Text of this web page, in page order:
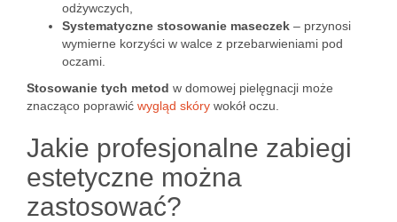
odżywczych,
Systematyczne stosowanie maseczek – przynosi
wymierne korzyści w walce z przebarwieniami pod
oczami.
Stosowanie tych metod w domowej pielęgnacji może
znacząco poprawić wygląd skóry wokół oczu.
Jakie profesjonalne zabiegi
estetyczne można
zastosować?